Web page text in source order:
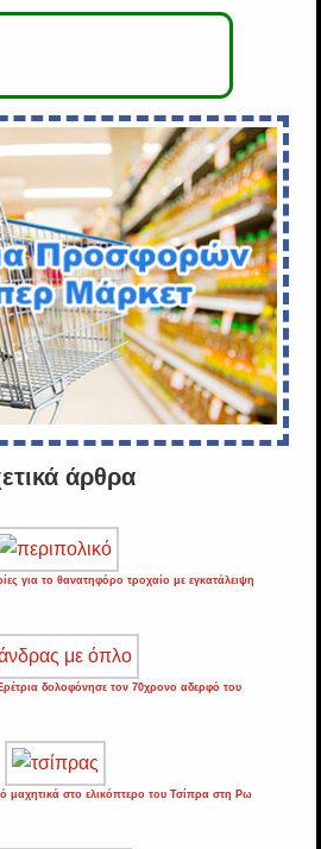
άρθρα
για το θανατηφόρο τροχαίο με εγκατάλειψη
δολοφόνησε τον 70χρονο αδερφό του
μαχητικά στο ελικόπτερο του Τσίπρα στη Ρω